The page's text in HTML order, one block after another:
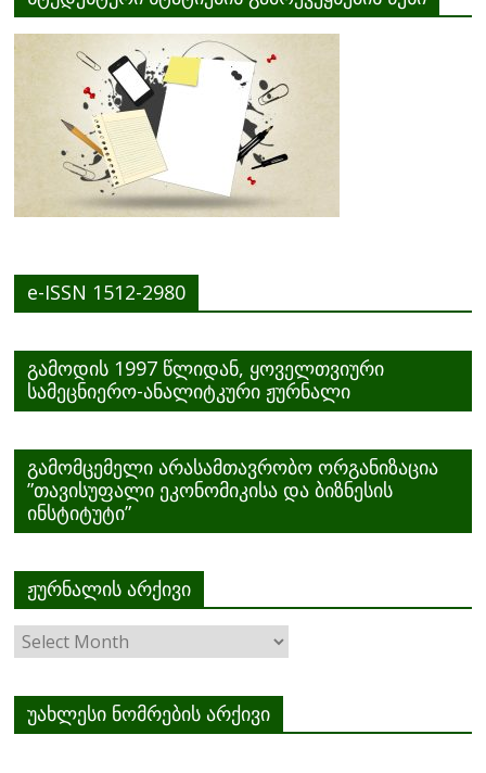
e-ISSN 1512-2980
გამოდის 1997 წლიდან, ყოველთვიური
სამეცნიერო-ანალიტკური ჟურნალი
გამომცემელი არასამთავრობო ორგანიზაცია
”თავისუფალი ეკონომიკისა და ბიზნესის
ინსტიტუტი”
ჟურნალის არქივი
ჟურნალის
არქივი
უახლესი ნომრების არქივი